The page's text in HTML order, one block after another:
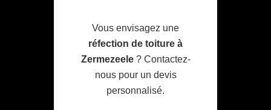
Vous envisagez une
réfection de toiture à
Zermezeele? Contactez-
nous pour un devis
personnalisé.